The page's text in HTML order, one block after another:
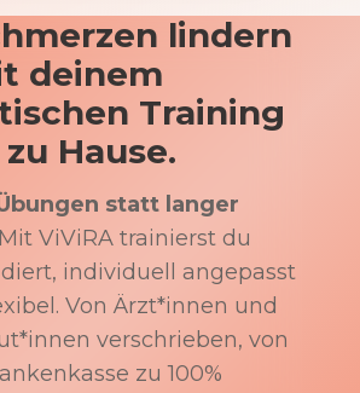
lindern
deinem
Training
Hause.
statt langer
Mit ViViRA trainierst du
individuell angepasst
Von Ärzt*innen und
verschrieben, von
zu 100%